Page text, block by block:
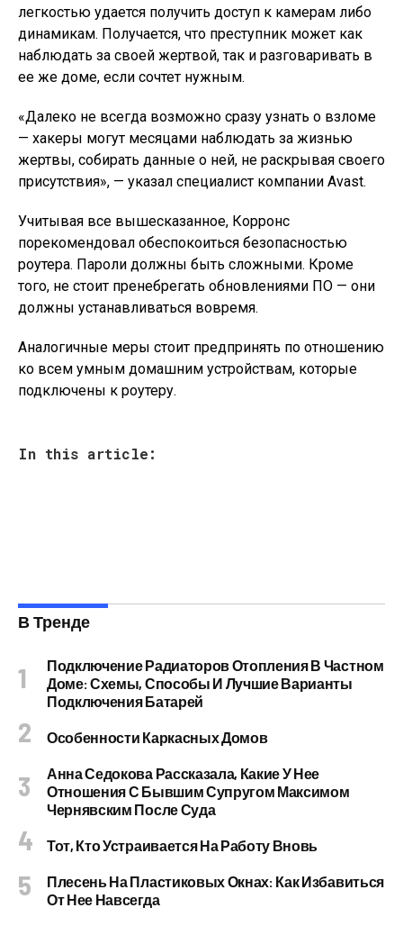
легкостью удается получить доступ к камерам либо
динамикам. Получается, что преступник может как
наблюдать за своей жертвой, так и разговаривать в
ее же доме, если сочтет нужным.
«Далеко не всегда возможно сразу узнать о взломе
— хакеры могут месяцами наблюдать за жизнью
жертвы, собирать данные о ней, не раскрывая своего
присутствия», — указал специалист компании Avast.
Учитывая все вышесказанное, Корронс
порекомендовал обеспокоиться безопасностью
роутера. Пароли должны быть сложными. Кроме
того, не стоит пренебрегать обновлениями ПО — они
должны устанавливаться вовремя.
Аналогичные меры стоит предпринять по отношению
ко всем умным домашним устройствам, которые
подключены к роутеру.
In this article:
В Тренде
Подключение Радиаторов Отопления В Частном
Доме: Схемы, Способы И Лучшие Варианты
Подключения Батарей
Особенности Каркасных Домов
Анна Седокова Рассказала, Какие У Нее
Отношения С Бывшим Супругом Максимом
Чернявским После Суда
Тот, Кто Устраивается На Работу Вновь
Плесень На Пластиковых Окнах: Как Избавиться
От Нее Навсегда